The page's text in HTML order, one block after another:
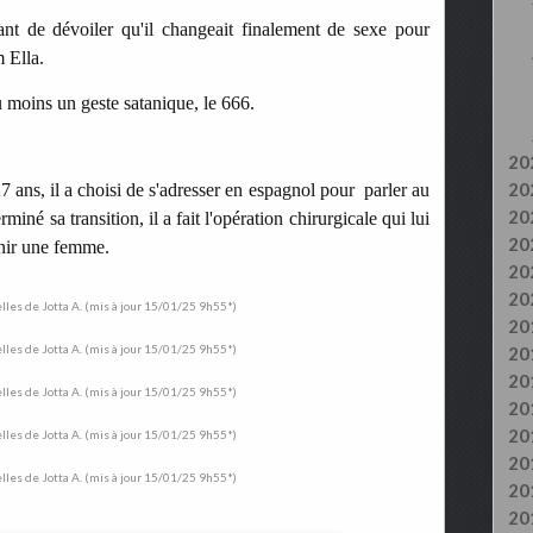
de dévoiler qu'il changeait finalement de sexe pour
Ella.
un geste satanique, le 666.
ans, il a choisi de s'adresser en espagnol pour parler au
sa transition, il a fait l'opération chirurgicale qui lui
une femme.